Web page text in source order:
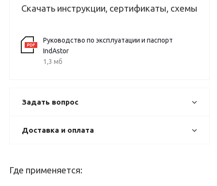
Скачать инструкции, сертификаты, схемы
Руководство по эксплуатации и паспорт
IndAstor
1,3 мб
Задать вопрос
Доставка и оплата
Где применяется: